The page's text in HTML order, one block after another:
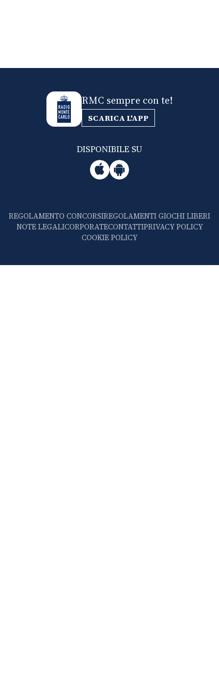
RMC sempre con te!
SCARICA L'APP
DISPONIBILE SU
REGOLAMENTO CONCORSIREGOLAMENTI GIOCHI LIBERI
NOTE LEGALICORPORATECONTATTIPRIVACY POLICY
COOKIE POLICY